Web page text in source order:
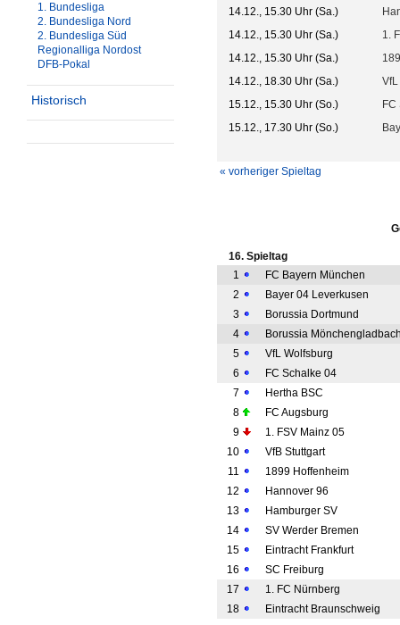
1. Bundesliga
2. Bundesliga Nord
2. Bundesliga Süd
Regionalliga Nordost
DFB-Pokal
Historisch
14.12., 15.30 Uhr (Sa.)
14.12., 15.30 Uhr (Sa.)
1.
14.12., 15.30 Uhr (Sa.)
14.12., 18.30 Uhr (Sa.)
15.12., 15.30 Uhr (So.)
15.12., 17.30 Uhr (So.)
« vorheriger Spieltag
16. Spieltag
1
FC Bayern München
2
Bayer 04 Leverkusen
3
Borussia Dortmund
4
Borussia
5
VfL Wolfsburg
6
FC Schalke 04
7
Hertha BSC
8
FC Augsburg
9
1. FSV Mainz 05
10
VfB Stuttgart
11
1899 Hoffenheim
12
Hannover 96
13
Hamburger SV
14
SV Werder Bremen
15
Eintracht Frankfurt
16
SC Freiburg
17
1. FC Nürnberg
18
Eintracht Braunschweig